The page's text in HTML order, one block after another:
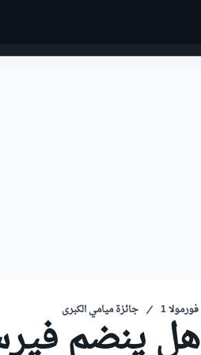
فورمولا 1 جائزة ميامي الكبرى
هل ينضم